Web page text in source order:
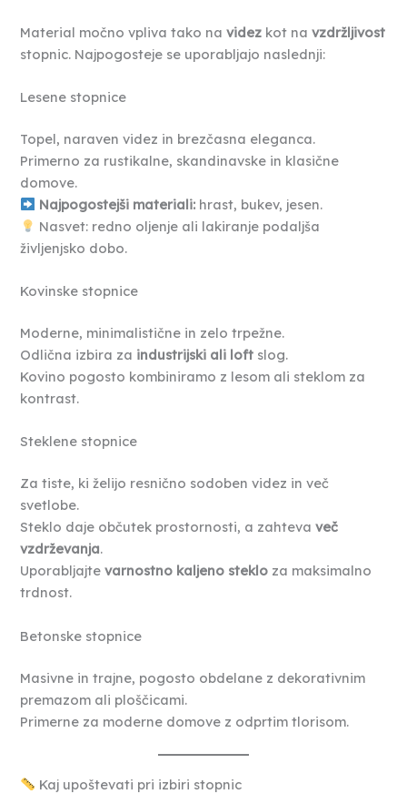
Material močno vpliva tako navidez kot navzdržljivost
stopnic. Najpogosteje se uporabljajo naslednji:
Lesene stopnice
Topel, naraven videz in brezčasna eleganca.
Primerno za rustikalne, skandinavske in klasične
domove.
Najpogostejši materiali: hrast, bukev, jesen.
Nasvet: redno oljenje ali lakiranje podaljša
življenjsko dobo.
Kovinske stopnice
Moderne, minimalistične in zelo trpežne.
Odlična izbira za industrijski ali loft slog.
Kovino pogosto kombiniramo z lesom ali steklom za
kontrast.
Steklene stopnice
Za tiste, ki želijo resnično sodoben videz in več
svetlobe.
Steklo daje občutek prostornosti, a zahtevaveč
vzdrževanja.
Uporabljajtevarnostno kaljeno steklo za maksimalno
trdnost.
Betonske stopnice
Masivne in trajne, pogosto obdelane z dekorativnim
premazom ali ploščicami.
Primerne za moderne domove z odprtim tlorisom.
Kaj upoštevati pri izbiri stopnic